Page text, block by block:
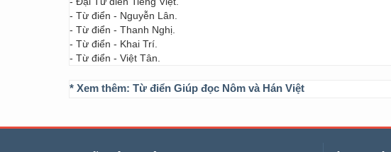
- Từ điển - Nguyễn Lân.
- Từ điển - Thanh Nghị.
- Từ điển - Khai Trí.
- Từ điển - Việt Tân.
* Xem thêm: Từ điển Giúp đọc Nôm và Hán Việt